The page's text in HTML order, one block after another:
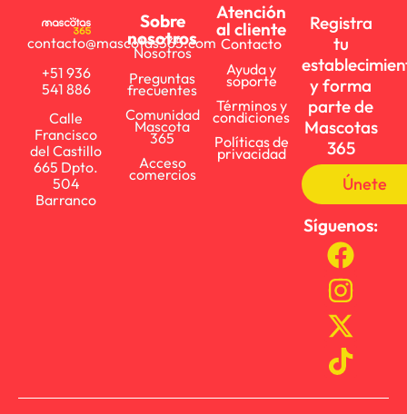
contacto@mascotas365.com
+51 936
541 886
Calle
Francisco
del Castillo
665 Dpto.
504
Barranco
Sobre
nosotros
Nosotros
Preguntas
frecuentes
Comunidad
Mascota
365
Acceso
comercios
Atención
al cliente
Contacto
Ayuda y
soporte
Términos y
condiciones
Políticas de
privacidad
Registra
tu
y forma
parte de
Mascotas
365
Únete
Síguenos: